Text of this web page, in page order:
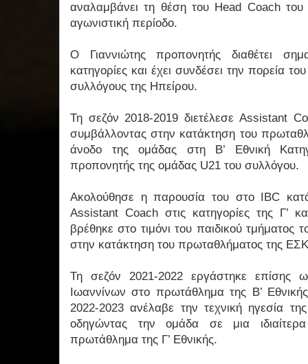
αναλαμβάνει τη θέση του Head Coach του
αγωνιστική περίοδο.
Ο Γιαννιώτης προπονητής διαθέτει
κατηγορίες και έχει συνδέσει την πορεία
συλλόγους της Ηπείρου.
Τη σεζόν 2018-2019 διετέλεσε Assistant
συμβάλλοντας στην κατάκτηση του
άνοδο της ομάδας στη Β’ Εθνική
προπονητής της ομάδας U21 του συλλόγου.
Ακολούθησε η παρουσία του στο IBC
Assistant Coach στις κατηγορίες της Γ’
βρέθηκε στο τιμόνι του παιδικού τμήματος
στην κατάκτηση του πρωταθλήματος της
Τη σεζόν 2021-2022 εργάστηκε
Ιωαννίνων στο πρωτάθλημα της Β’
2022-2023 ανέλαβε την τεχνική ηγεσία
οδηγώντας την ομάδα σε μια
πρωτάθλημα της Γ’ Εθνικής.